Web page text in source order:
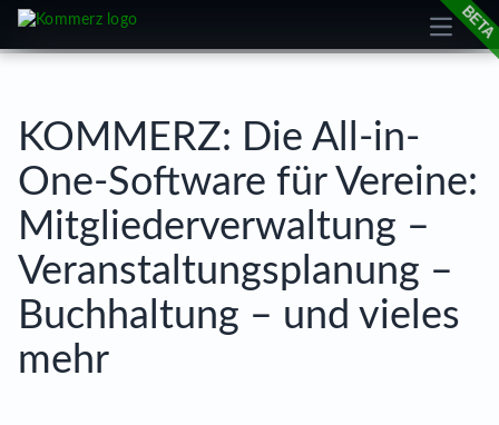
Open
KOMMERZ: Die All-in-
One-Software für Vereine:
Mitgliederverwaltung –
Veranstaltungsplanung –
Buchhaltung – und vieles
mehr
cookie